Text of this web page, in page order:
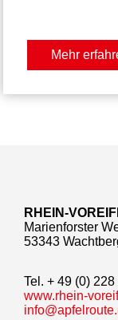
Mehr
RHEIN-
Marienforster
53343
Tel. + 49 (0)
www.rhein-